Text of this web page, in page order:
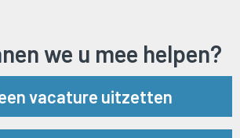
we u mee helpen?
vacature uitzetten